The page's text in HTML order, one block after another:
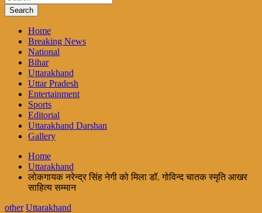
Search
Home
Breaking News
National
Bihar
Uttarakhand
Uttar Pradesh
Entertainment
Sports
Editorial
Uttarakhand Darshan
Gallery
Home
Uttarakhand
लोकगायक नरेन्द्र सिंह नेगी को मिला डॉ. गोविन्द चातक स्मृति आखर
साहित्य सम्मान
other Uttarakhand